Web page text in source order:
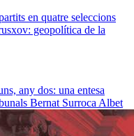
en quatre seleccions
geopolítica de la
any dos: una entesa
Bernat Surroca Albet